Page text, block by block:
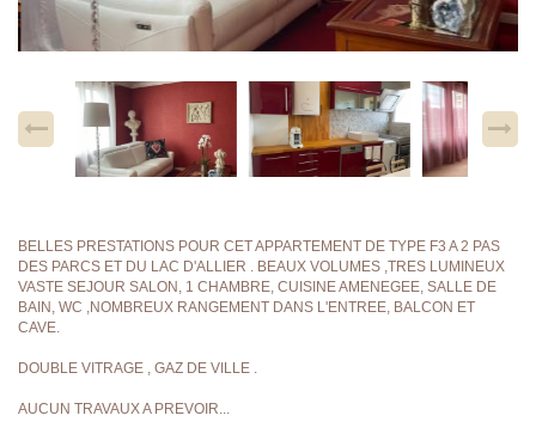
BELLES PRESTATIONS POUR CET APPARTEMENT DE TYPE F3 A 2 PAS
DES PARCS ET DU LAC D'ALLIER . BEAUX VOLUMES ,TRES LUMINEUX
VASTE SEJOUR SALON, 1 CHAMBRE, CUISINE AMENEGEE, SALLE DE
BAIN, WC ,NOMBREUX RANGEMENT DANS L'ENTREE, BALCON ET
CAVE.
DOUBLE VITRAGE , GAZ DE VILLE .
AUCUN TRAVAUX A PREVOIR...